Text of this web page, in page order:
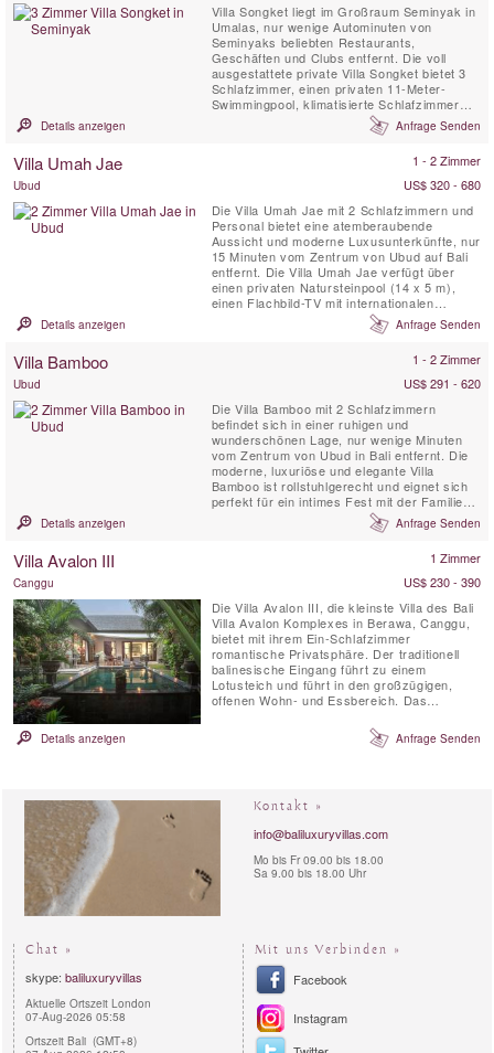
Villa Songket liegt im Großraum Seminyak in
Umalas, nur wenige Autominuten von
Seminyaks beliebten Restaurants,
Geschäften und Clubs entfernt. Die voll
ausgestattete private Villa Songket bietet 3
Schlafzimmer, einen privaten 11-Meter-
Swimmingpool, klimatisierte Schlafzimmer
und ist sorgfältig mit einer perfekten Balance
zwischen traditionellem Stil und modernem
Details anzeigen Anfrage Senden
Villa Umah Jae 1 - 2 Zimmer
Ubud
US$ 320 - 680
Die Villa Umah Jae mit 2 Schlafzimmern und
Personal bietet eine atemberaubende
Aussicht und moderne Luxusunterkünfte, nur
15 Minuten vom Zentrum von Ubud auf Bali
entfernt. Die Villa Umah Jae verfügt über
einen privaten Natursteinpool (14 x 5 m),
einen Flachbild-TV mit internationalen
Satellitenkanälen, eine Außenterrasse mit
atemberaubender Aussicht, einen Wohn- und
Küche. WIFI. Ein Team von professionellen
Details anzeigen Anfrage Senden
Villa Bamboo 1 - 2 Zimmer
Ubud
US$ 291 - 620
Die Villa Bamboo mit 2 Schlafzimmern
befindet sich in einer ruhigen und
wunderschönen Lage, nur wenige Minuten
vom Zentrum von Ubud in Bali entfernt. Die
moderne, luxuriöse und elegante Villa
Bamboo ist rollstuhlgerecht und eignet sich
perfekt für ein intimes Fest mit der Familie
oder Freunden, die das wahre Bali
entdecken möchten. Die Villa Bamboo ist von
üppiger tropischer Vegetation umgeben und
Details anzeigen Anfrage Senden
Villa Avalon III 1 Zimmer
Canggu
US$ 230 - 390
Die Villa Avalon III, die kleinste Villa des Bali
Villa Avalon Komplexes in Berawa, Canggu,
bietet mit ihrem Ein-Schlafzimmer
romantische Privatsphäre. Der traditionell
balinesische Eingang führt zu einem
Lotusteich und führt in den großzügigen,
offenen Wohn- und Essbereich. Das
Bett und einen Sitzbereich mit Blick auf den
6-Meter-Pool und die Poolterrasse sowie ein
Details anzeigen Anfrage Senden
Kontakt »
info@baliluxuryvillas.com
Mo bis Fr 09.00 bis 18.00
Sa 9.00 bis 18.00 Uhr
Chat »
skype: baliluxuryvillas
Aktuelle Ortszeit London
07-Aug-2026 05:58
Ortszeit Bali (GMT+8)
Mit uns Verbinden »
Facebook
Instagram